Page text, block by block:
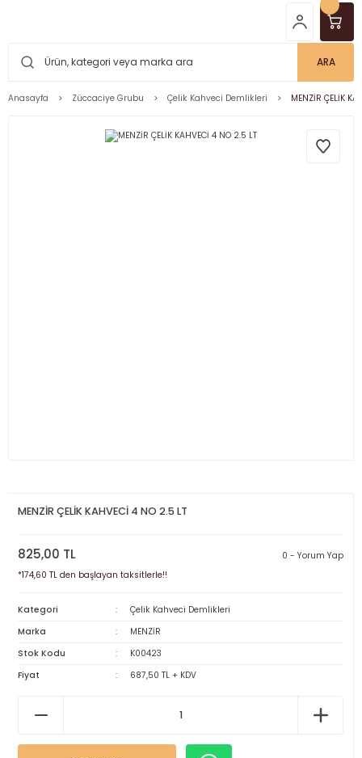
ARA
Anasayfa Züccaciye Grubu Çelik Kahveci Demlikleri MENZİR ÇELİK
MENZİR ÇELİK KAHVECİ 4 NO 2.5 LT
825,00 TL
0 - Yorum Yap
*174,60 TL den başlayan taksitlerle!!
Kategori
Çelik Kahveci Demlikleri
Marka
MENZİR
Stok Kodu
K00423
Fiyat
687,50 TL + KDV